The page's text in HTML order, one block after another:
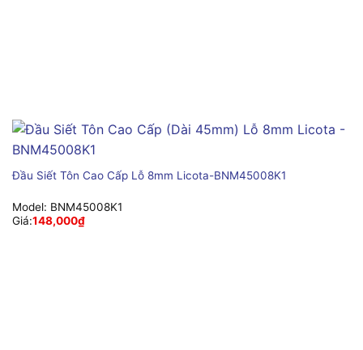
Đầu Siết Tôn Cao Cấp Lỗ 8mm Licota-BNM45008K1
Model: BNM45008K1
Giá:148,000₫